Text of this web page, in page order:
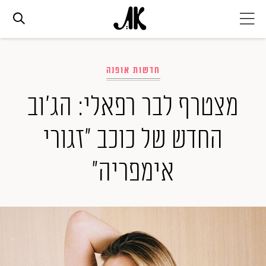
אופנה
ביוטי
סלבס
ערוצים נוספים
המגזין
חדשות אופנה
מצטרף לבר רפאלי: הג'וב
החדש של כוכב "זגורי
אימפריה"